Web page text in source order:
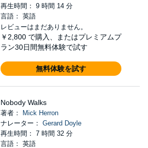
再生時間： 9 時間 14 分
言語： 英語
レビューはまだありません。
￥2,800 で購入、またはプレミアムプ
ラン30日間無料体験で試す
無料体験を試す
Nobody Walks
著者：
Mick Herron
ナレーター： Gerard Doyle
再生時間： 7 時間 32 分
言語： 英語